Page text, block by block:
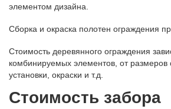
элементом дизайна.
Сборка и окраска полотен ограждения
Стоимость деревянного ограждения
комбинируемых элементов, от размеров
установки, окраски и т.д.
Стоимость забора